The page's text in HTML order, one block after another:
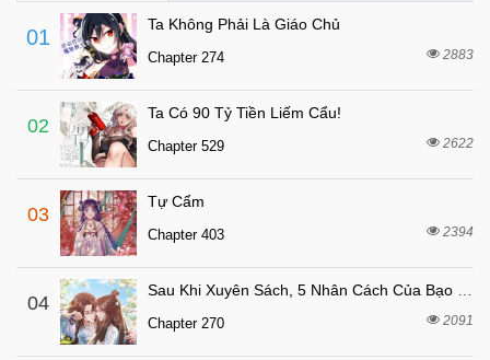
Chapter 101
Chapter 100
Chapter 99
Chapter 98 6 tháng trước
Chapter 97
Chapter 96
Chapter 95
Chapter 94 6 tháng trước
Chapter 93 6 tháng trước
Chapter 92
01
Ta Không Phải Là Giáo Chủ
Chapter 274 2883
02
Ta Có 90 Tỷ Tiền Liếm Cẩu!
Chapter 529 2622
03
Tự Cẩm
Chapter 403 2394
04
Chapter 270 2091